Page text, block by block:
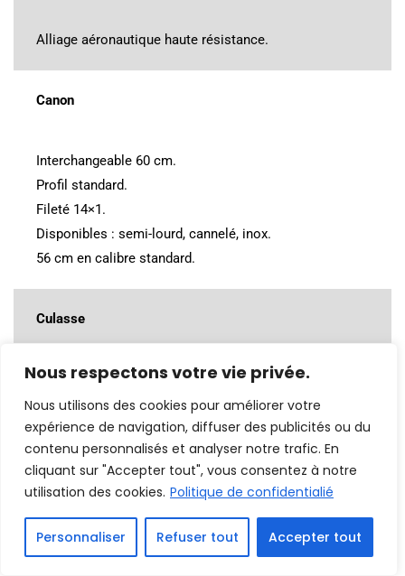
Nous respectons votre vie privée.
Nous utilisons des cookies pour améliorer votre
expérience de navigation, diffuser des publicités ou du
contenu personnalisés et analyser notre trafic. En
cliquant sur "Accepter tout", vous consentez à notre
utilisation des cookies. Politique de confidentialié
Personnaliser Refuser tout Accepter tout
Alliage aéronautique haute résistance.
Canon
Interchangeable 60 cm.
Profil standard.
Fileté 14×1.
Disponibles : semi-lourd, cannelé, inox.
56 cm en calibre standard.
Culasse
Action rectiligne.
4 verrous radiaux.
360° de portée.
Tête de culasse interchangeable.